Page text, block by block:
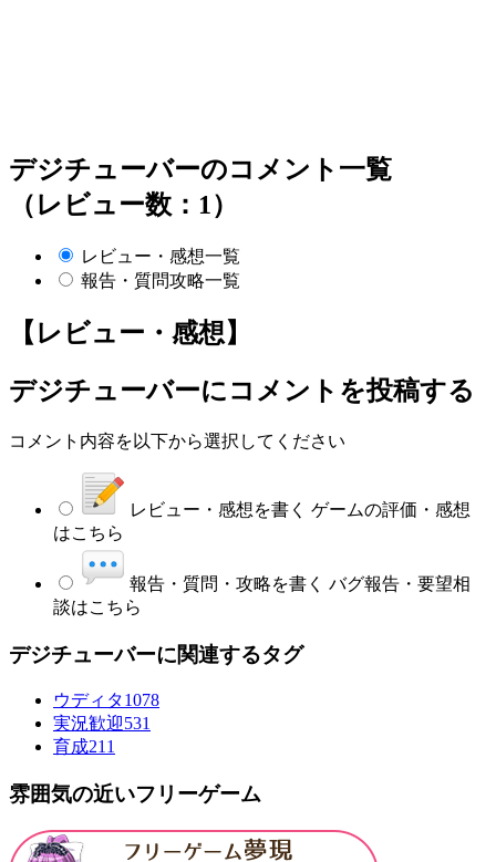
デジチューバーのコメント一覧
（レビュー数：1）
レビュー・感想一覧
報告・質問攻略一覧
【レビュー・感想】
デジチューバーにコメントを投稿する
コメント内容を以下から選択してください
レビュー・感想を書く ゲームの評価・感想
はこちら
報告・質問・攻略を書く バグ報告・要望相
談はこちら
デジチューバーに関連するタグ
ウディタ1078
実況歓迎531
育成211
雰囲気の近いフリーゲーム